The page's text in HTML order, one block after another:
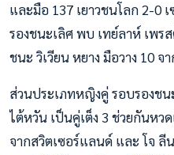
และมือ 137 เยาวชนโลก 2-0
รองชนะเลิศ พบ เทย์ลาห์ เพร
ชนะ วิเวียน หยาง มือวาง 10
ส่วนประเภทหญิงคู่ รอบรองช
ไต้หวัน เป็นคู่เต็ง 3 ช่วยกันหว
จากสวิตเซอร์แลนด์ และ โจ ลี